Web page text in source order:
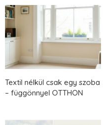
Textil nélkül csak egy szoba
– függönnyel OTTHON